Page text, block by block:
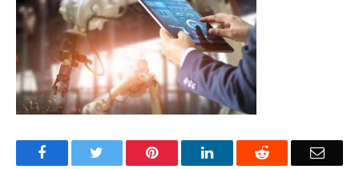
Facebook Pinterest LinkedIn Reddit Email